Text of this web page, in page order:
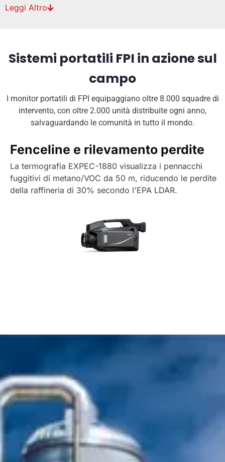
Leggi Altro
Sistemi portatili FPI in azione sul
campo
I monitor portatili di FPI equipaggiano oltre 8.000 squadre di
intervento, con oltre 2.000 unità distribuite ogni anno,
salvaguardando le comunità in tutto il mondo.
Fenceline e rilevamento perdite
La termografia EXPEC-1880 visualizza i pennacchi
fuggitivi di metano/VOC da 50 m, riducendo le perdite
della raffineria di 30% secondo l'EPA LDAR.